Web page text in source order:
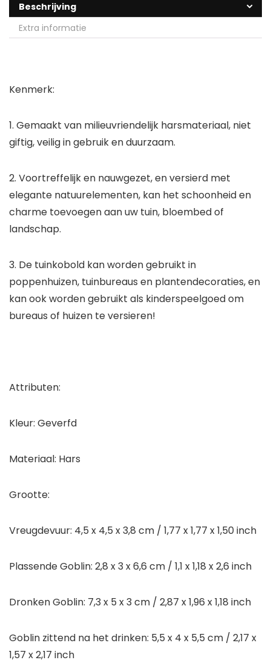
Beschrijving
Extra informatie
Kenmerk:
1. Gemaakt van milieuvriendelijk harsmateriaal, niet
giftig, veilig in gebruik en duurzaam.
2. Voortreffelijk en nauwgezet, en versierd met
elegante natuurelementen, kan het schoonheid en
charme toevoegen aan uw tuin, bloembed of
landschap.
3. De tuinkobold kan worden gebruikt in
poppenhuizen, tuinbureaus en plantendecoraties, en
kan ook worden gebruikt als kinderspeelgoed om
bureaus of huizen te versieren!
Attributen:
Kleur: Geverfd
Materiaal: Hars
Grootte:
Vreugdevuur: 4,5 x 4,5 x 3,8 cm / 1,77 x 1,77 x 1,50 inch
Plassende Goblin: 2,8 x 3 x 6,6 cm / 1,1 x 1,18 x 2,6 inch
Dronken Goblin: 7,3 x 5 x 3 cm / 2,87 x 1,96 x 1,18 inch
Goblin zittend na het drinken: 5,5 x 4 x 5,5 cm / 2,17 x
1,57 x 2,17 inch